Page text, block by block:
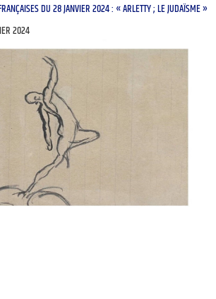
DU 28 JANVIER 2024 : « ARLETTY ; LE JUDAÏSME »
2024